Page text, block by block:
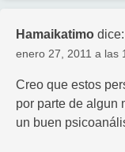
Hamaikatimo dice:
enero 27, 2011 a las
Creo que estos
por parte de algun
un buen